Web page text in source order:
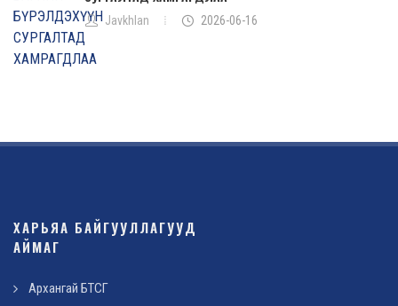
Javkhlan 2026-06-16
ХАРЬЯА БАЙГУУЛЛАГУУД
АЙМАГ
Архангай БТСГ